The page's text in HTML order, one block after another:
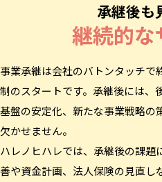
承継後も
継続的な
事業承継は会社のバトンタッチで
制のスタートです。承継後には、
基盤の安定化、新たな事業戦略の
欠かせません。
ハレノヒハレでは、承継後の課題
善や資金計画、法人保険の見直し